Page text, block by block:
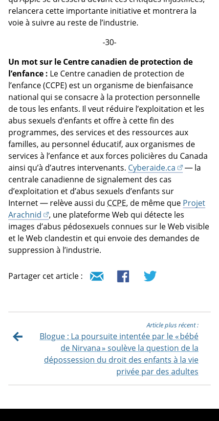
relancera cette importante initiative et montrera la
voie à suivre au reste de l’industrie.
-30-
Un mot sur le Centre canadien de protection de
l’enfance : Le Centre canadien de protection de
l’enfance (CCPE) est un organisme de bienfaisance
national qui se consacre à la protection personnelle
de tous les enfants. Il veut réduire l’exploitation et les
abus sexuels d’enfants et offre à cette fin des
programmes, des services et des ressources aux
familles, au personnel éducatif, aux organismes de
services à l’enfance et aux forces policières du Canada
ainsi qu’à d’autres intervenants. Cyberaide.ca
— la
centrale canadienne de signalement des cas
d’exploitation et d’abus sexuels d’enfants sur
Internet — relève aussi du CCPE, de même que Projet
Arachnid
, une plateforme Web qui détecte les
images d’abus pédosexuels connues sur le Web visible
et le Web clandestin et qui envoie des demandes de
suppression à l’industrie.
Partager cet article :
Article plus récent :
Blogue : La poursuite intentée par le « bébé
de Nirvana » soulève la question de la
dépossession du droit des enfants à la vie
privée par des adultes